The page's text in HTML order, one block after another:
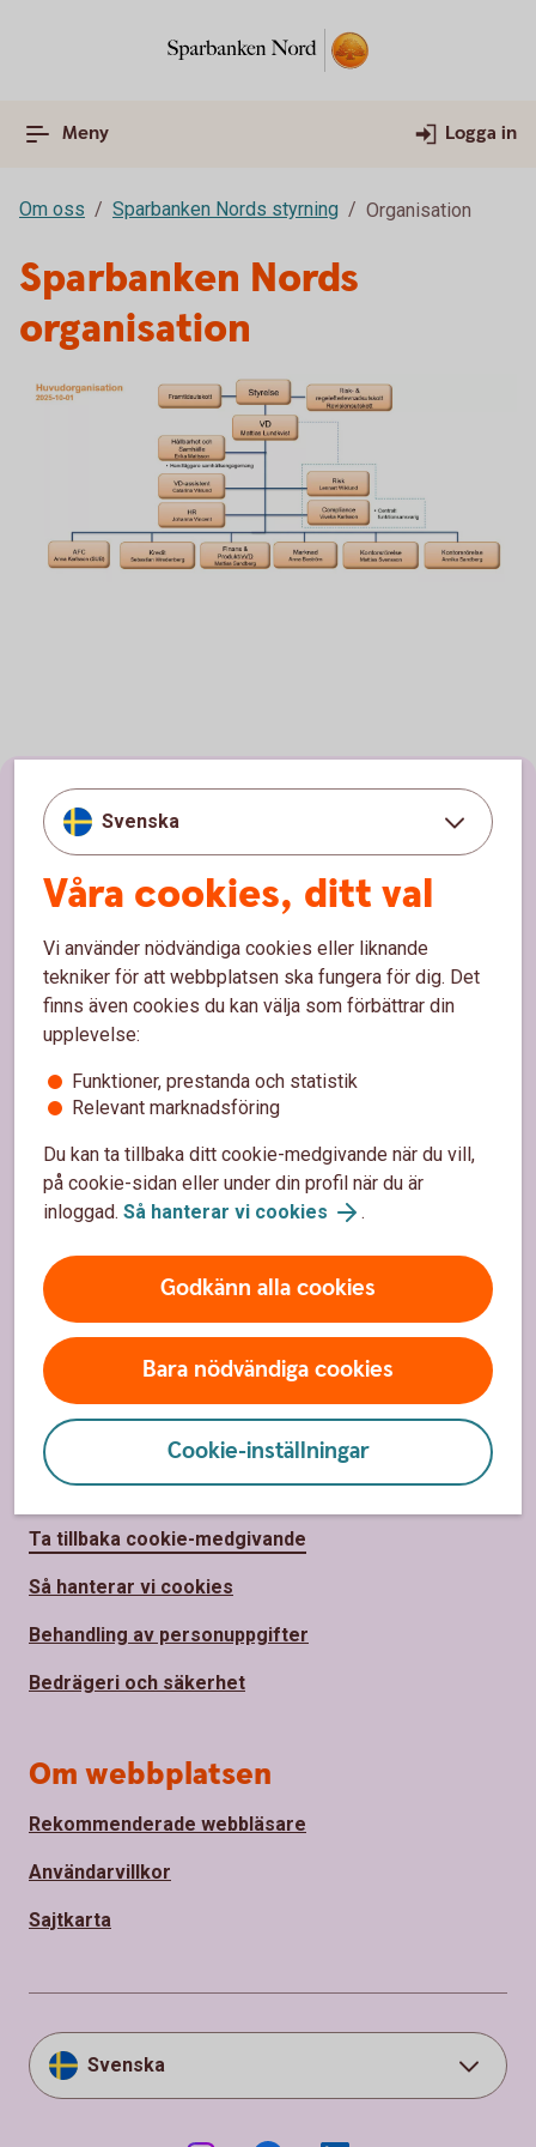
Meny Logga in
Om oss Sparbanken Nords styrning Organisation
Sparbanken Nords
organisation
Svenska
Våra cookies, ditt val
Vi använder nödvändiga cookies eller liknande
tekniker för att webbplatsen ska fungera för dig. Det
finns även cookies du kan välja som förbättrar din
upplevelse:
Funktioner, prestanda och statistik
Relevant marknadsföring
Du kan ta tillbaka ditt cookie-medgivande när du vill,
på cookie-sidan eller under din profil när du är
inloggad. Så hanterar vi cookies .
Godkänn alla cookies
Bara nödvändiga cookies
Cookie-inställningar
Sidfot
Hitta snabbt
Kundservice
Hitta bankkontor
Bli kund
Om oss
Om Sparbanken Nord
Hållbarhet
Vårt samhällsengagemang
Press
Jobba hos oss
Säkerhet och integritet
Ta tillbaka cookie-medgivande
Så hanterar vi cookies
Behandling av personuppgifter
Bedrägeri och säkerhet
Om webbplatsen
Rekommenderade webbläsare
Användarvillkor
Sajtkarta
Svenska